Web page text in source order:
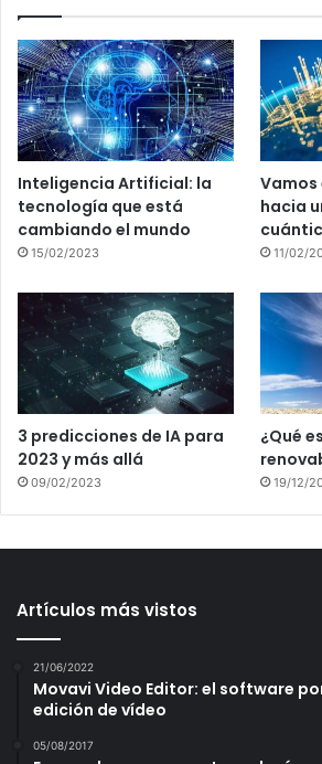
Inteligencia Artificial: la
tecnología que está
cambiando el mundo
15/02/2023
hacia
11/02/
3 predicciones de IA para
2023 y más allá
09/02/2023
¿Qué
19/12/
Artículos más vistos
21/06/2022
Movavi Video Editor: el software
edición de vídeo
05/08/2017